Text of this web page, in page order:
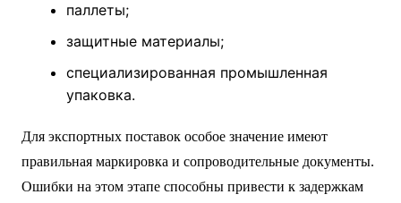
паллеты;
защитные материалы;
специализированная промышленная
упаковка.
Для экспортных поставок особое значение имеют
правильная маркировка и сопроводительные документы.
Ошибки на этом этапе способны привести к задержкам